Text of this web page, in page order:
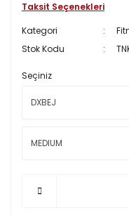
Taksit Seçenekleri
Kategori
Stok Kodu
Seçiniz